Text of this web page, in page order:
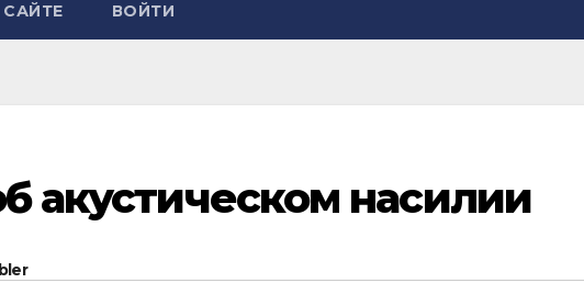
ВОЙТИ
акустическом насилии